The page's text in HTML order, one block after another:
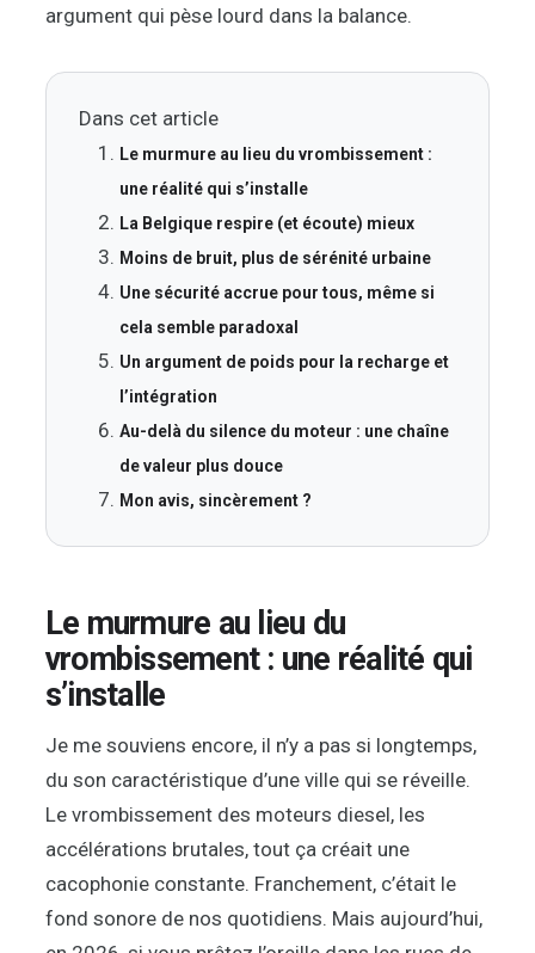
argument qui pèse lourd dans la balance.
Dans cet article
Le murmure au lieu du vrombissement :
une réalité qui s’installe
La Belgique respire (et écoute) mieux
Moins de bruit, plus de sérénité urbaine
Une sécurité accrue pour tous, même si
cela semble paradoxal
Un argument de poids pour la recharge et
l’intégration
Au-delà du silence du moteur : une chaîne
de valeur plus douce
Mon avis, sincèrement ?
Le murmure au lieu du
vrombissement : une réalité qui
s’installe
Je me souviens encore, il n’y a pas si longtemps,
du son caractéristique d’une ville qui se réveille.
Le vrombissement des moteurs diesel, les
accélérations brutales, tout ça créait une
cacophonie constante. Franchement, c’était le
fond sonore de nos quotidiens. Mais aujourd’hui,